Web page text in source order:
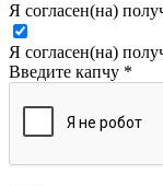
Я согласен(на)
Я согласен(на)
Введите капчу *